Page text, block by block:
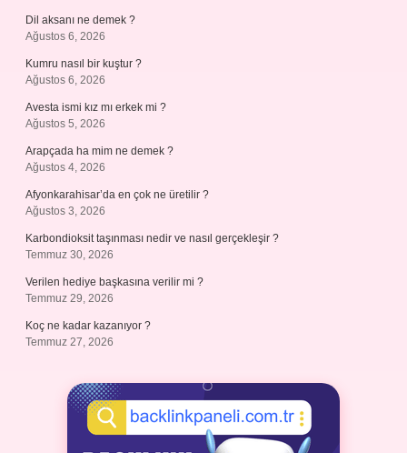
Dil aksanı ne demek ?
Ağustos 6, 2026
Kumru nasıl bir kuştur ?
Ağustos 6, 2026
Avesta ismi kız mı erkek mi ?
Ağustos 5, 2026
Arapçada ha mim ne demek ?
Ağustos 4, 2026
Afyonkarahisar’da en çok ne üretilir ?
Ağustos 3, 2026
Karbondioksit taşınması nedir ve nasıl gerçekleşir ?
Temmuz 30, 2026
Verilen hediye başkasına verilir mi ?
Temmuz 29, 2026
Koç ne kadar kazanıyor ?
Temmuz 27, 2026